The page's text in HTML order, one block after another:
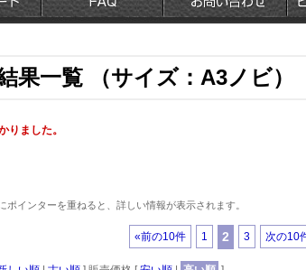
果一覧 （サイズ：A3ノビ）
りました。
ポインターを重ねると、詳しい情報が表示されます。
«前の10件 1 2 3 次の10